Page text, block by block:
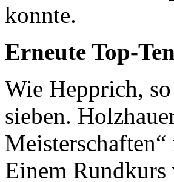
konnte.
Erneute Top-
Wie Hepprich,
sieben.
Einem